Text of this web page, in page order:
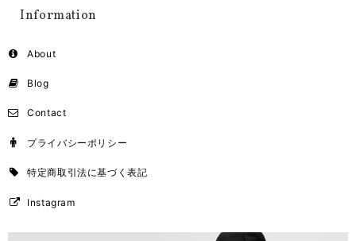
Information
About
Blog
Contact
プライバシーポリシー
特定商取引法に基づく表記
Instagram